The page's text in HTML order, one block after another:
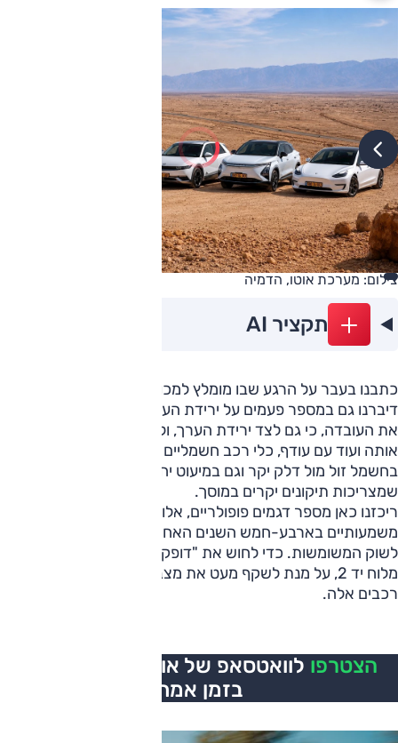
צילום: מערכת אוטו, הדמיה
תקציר AI
כתבנו בעבר על הרגע שבו מומלץ למכור מכונית חשמלית.
דיברנו גם במספר פעמים על ירידת הערך החדה יותר והעלנו גם
את העובדה, כי גם לצד ירידת הערך, ולעיתים ברמה שמקזזת
אותה ועוד עם עודף, כלי רכב חשמליים חוסכים כסף רב גם
בחשמל זול מול דלק יקר וגם במיעוט יחסי של ביקורים ובעיות
שמצריכות תיקונים יקרים במוסך.
ריכזנו כאן מספר דגמים פופולריים, אלו שנמכרו כאן במספרים
משמעותיים בארבע-חמש השנים האחרונות וכעת מגיעים גם
לשוק המשומשות. כדי לחוש את "דופק" השוק, הוספנו גם מידע
מלוח יד 2, על מנת לשקף מעט את מצב היצע והסחירות של
רכבים אלה.
הצטרפו לוואטסאפ של אוטו, כל העדכונים
בזמן אמת